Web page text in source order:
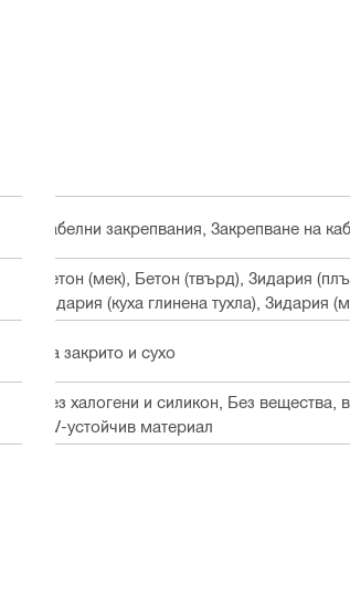
Кабелни закрепвания, Закрепване на
Бетон (мек), Бетон (твърд), Зидария
Зидария (куха глинена тухла), Зидария
На закрито и сухо
Без халогени и силикон, Без
UV-устойчив материал